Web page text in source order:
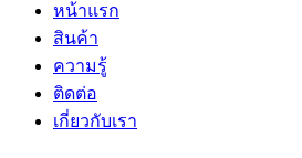
หน้าแรก
สินค้า
ความรู้
ติดต่อ
เกี่ยวกับเรา